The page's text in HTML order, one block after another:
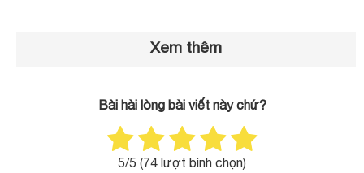
Xem thêm
Bài hài lòng bài viết này chứ?
5/5 (74 lượt bình chọn)